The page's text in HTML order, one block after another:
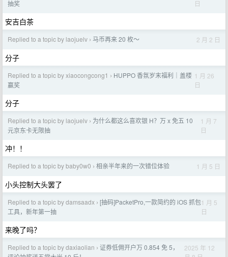
抽奖
日
安吉白茶
Replied to a topic by laojuelv › 马币再来 20 枚～ 2 月 2 日
分子
Replied to a topic by xiaocongcong1 › HUPPO 香氛岁末福利｜盖楼
赢奖
1 月 26
日
分子
Replied to a topic by laojuelv › 为什么都这么喜欢银 H？万 x 免五 10
元京东卡无限抽
1 月 7
日
冲！！
Replied to a topic by baby0w0 › 相亲半年来的一次错位体验 1 月 5 日
小头控制大头罢了
Replied to a topic by damsaadx › [抽码]PacketPro,一款简约的 iOS 抓包
工具，新年第一抽
1 月 5
日
来晚了吗？
Replied to a topic by daxiaolian › 证券低佣开户万 0.854 免 5，
2025 年 12